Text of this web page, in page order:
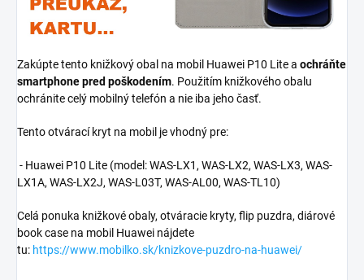
Zakúpte tento knižkový obal na mobil Huawei P10 Lite a ochráňte
smartphone pred poškodením. Použitím knižkového obalu
ochránite celý mobilný telefón a nie iba jeho časť.
Tento otvárací kryt na mobil je vhodný pre:
- Huawei P10 Lite (model: WAS-LX1, WAS-LX2, WAS-LX3, WAS-
LX1A, WAS-LX2J, WAS-L03T, WAS-AL00, WAS-TL10)
Celá ponuka knižkové obaly, otváracie kryty, flip puzdra, diárové
book case na mobil Huawei nájdete
tu: https://www.mobilko.sk/knizkove-puzdro-na-huawei/